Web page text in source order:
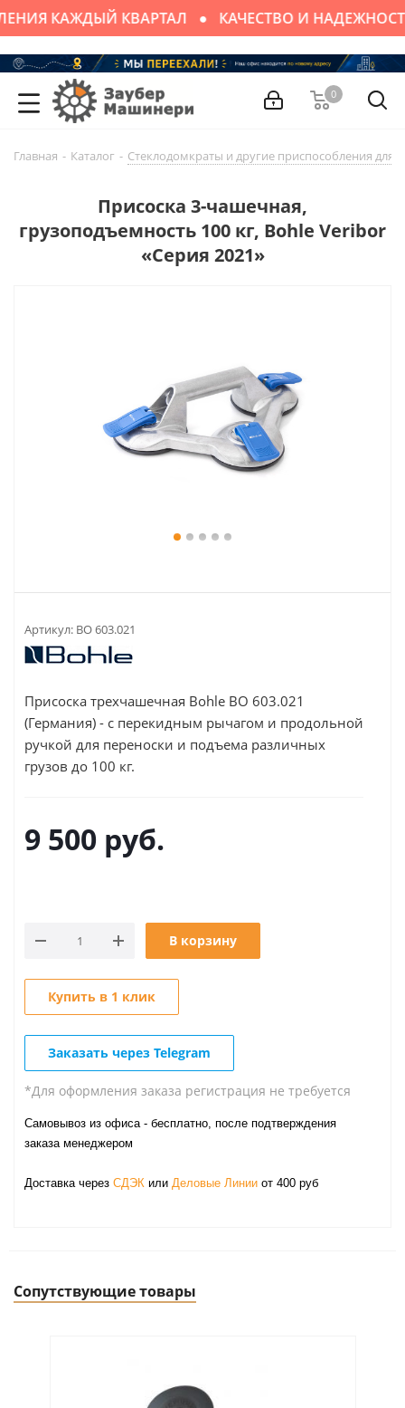
КАЖДЫЙ КВАРТАЛ КАЧЕСТВО И
0
Главная - Каталог - Стеклодомкраты и другие приспособления для
Присоска 3-чашечная,
грузоподъемность 100 кг, Bohle Veribor
«Серия 2021»
Артикул: BO 603.021
Присоска трехчашечная Bohle BO 603.021
(Германия) - с перекидным рычагом и продольной
ручкой для переноски и подъема различных
грузов до 100 кг.
9 500 руб.
В корзину
Купить в 1 клик
Заказать через Telegram
*Для оформления заказа регистрация не требуется
Самовывоз из офиса - бесплатно, после подтверждения
заказа менеджером
Доставка через СДЭК или Деловые Линии от 400 руб
Сопутствующие товары